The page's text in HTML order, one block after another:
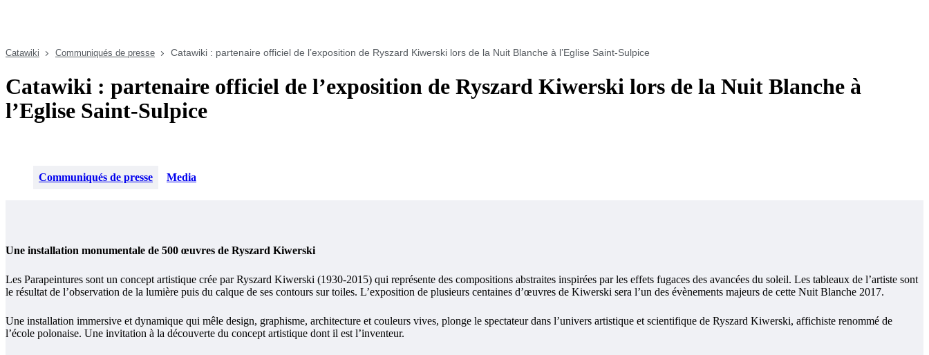
Catawiki Communiqués de presse Catawiki : partenaire officiel de l’exposition de Ryszard Kiwerski lors de la Nuit Blanche à l’Eglise Saint-Sulpice
Catawiki : partenaire officiel de l’exposition de Ryszard Kiwerski lors de la Nuit Blanche à
l’Eglise Saint-Sulpice
Communiqués de presse Media
Une installation monumentale de 500 œuvres de Ryszard Kiwerski
Les Parapeintures sont un concept artistique crée par Ryszard Kiwerski (1930-2015) qui représente des compositions abstraites inspirées par les effets fugaces des avancées du soleil. Les tableaux de l’artiste sont
le résultat de l’observation de la lumière puis du calque de ses contours sur toiles. L’exposition de plusieurs centaines d’œuvres de Kiwerski sera l’un des évènements majeurs de cette Nuit Blanche 2017.
Une installation immersive et dynamique qui mêle design, graphisme, architecture et couleurs vives, plonge le spectateur dans l’univers artistique et scientifique de Ryszard Kiwerski, affichiste renommé de
l’école polonaise. Une invitation à la découverte du concept artistique dont il est l’inventeur.